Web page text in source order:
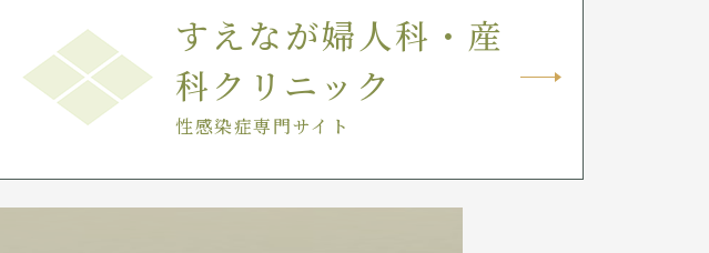
すえなが婦人科・産
科クリニック
性感染症専門サイト